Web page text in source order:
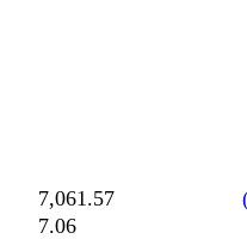
7,061.57
7.06